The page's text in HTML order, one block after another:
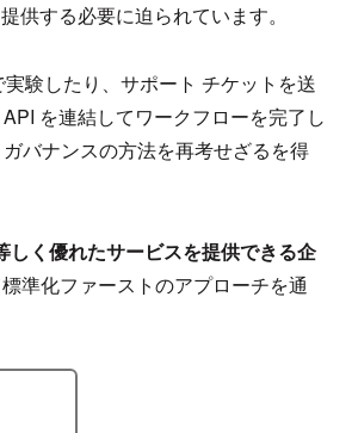
供する必要に迫られています。
験したり、サポート チケットを送
を連結してワークフローを完了し
バナンスの方法を再考せざるを得
しく優れたサービスを提供できる企
標準化ファーストのアプローチを通